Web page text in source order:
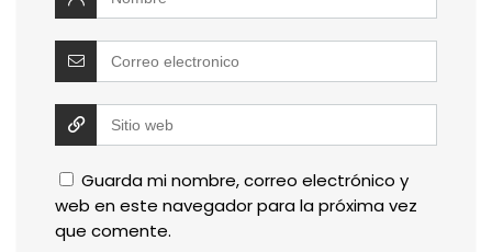
Guarda mi nombre, correo electrónico y
web en este navegador para la próxima vez
que comente.